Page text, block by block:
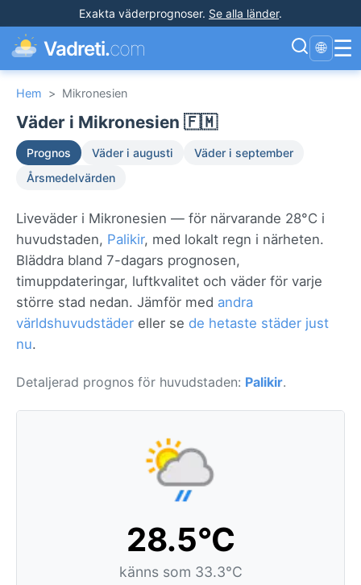
Exakta väderprognoser. Se alla länder.
Vadreti.com 🌐 ☰
Hem > Mikronesien
Väder i Mikronesien 🇫🇲
Prognos Väder i augusti
Väder i september
Årsmedelvärden
Liveväder i Mikronesien — för närvarande 28°C i
huvudstaden, Palikir, med lokalt regn i närheten.
Bläddra bland 7-dagars prognosen,
timuppdateringar, luftkvalitet och väder för varje
större stad nedan. Jämför med andra
världshuvudstäder eller se de hetaste städer just
nu.
Detaljerad prognos för huvudstaden: Palikir.
28.5°C
känns som 33.3°C